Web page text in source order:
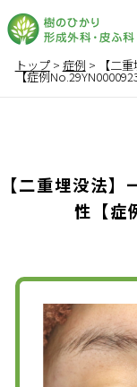
トップ> 症例 > 【二
【症例
【二重埋没法
性【症